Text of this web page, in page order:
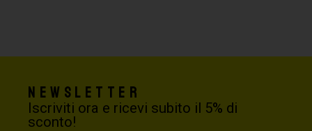
Newsletter
Iscriviti ora e ricevi subito il 5% di
sconto!